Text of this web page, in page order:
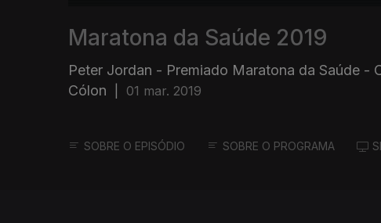
Maratona da Saúde 2019
Peter Jordan - Premiado Maratona da Saúde -
Cólon
01 mar. 2019
SOBRE O EPISÓDIO SOBRE O PROGRAMA